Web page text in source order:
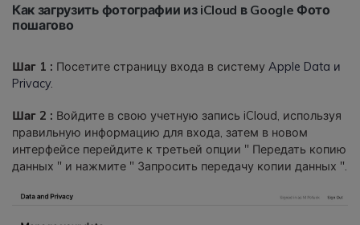
Как загрузить фотографии из iCloud в Google Фото
пошагово
Шаг 1 : Посетите страницу входа в систему Apple Data и
Privacy.
Шаг 2 : Войдите в свою учетную запись iCloud, используя
правильную информацию для входа, затем в новом
интерфейсе перейдите к третьей опции " Передать копию
данных " и нажмите " Запросить передачу копии данных ".